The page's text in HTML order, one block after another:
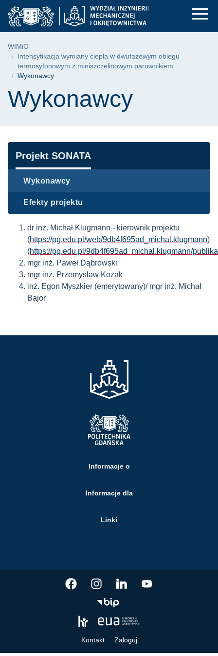
Przejdź
do
menu
Przejdź
do
wyszukiwarki
Przejdź
do
treści
Wykonawcy |
Ścieżka nawigacyjna
WIMiO
Intensyfikacja wymiany ciepła w dwufazowym obiegu
termosyfonowym z miniszczelinowym parownikiem
Wykonawcy
Treść strony
Wykonawcy
Nawigacja
Projekt SONATA
Wykonawcy
Efekty projektu
dr inż. Michał Klugmann - kierownik projektu
(https://pg.edu.pl/web/9db4f695ad_michal.klugmann)
(https://pg.edu.pl/9db4f695ad_michal.klugmann/
mgr inż. Paweł Dąbrowski
mgr inż. Przemysław Kozak
inż. Egon Myszkier (emerytowany)/ mgr inż. Michał
Bajor
Informacje o
Informacje dla
Linki
Kontakt Zaloguj